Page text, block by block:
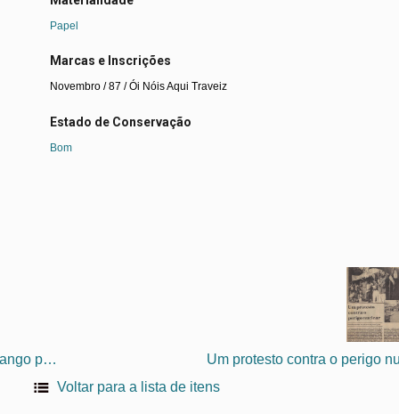
Papel
Marcas e Inscrições
Novembro / 87 / Ói Nóis Aqui Traveiz
Estado de Conservação
Bom
Os Melhores – Teatro – Espetáculo ‘Ostal’ de Aldo Rostango pelo Ói Nóis Aqui Traveiz
Voltar para a lista de itens